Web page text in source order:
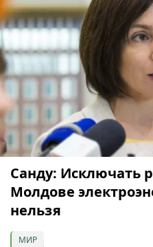
Санду: Исключать
Молдове
нельзя
МИР